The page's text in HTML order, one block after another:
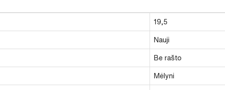
19,5
Nauji
Be rašto
Mėlyni